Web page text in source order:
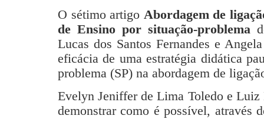
O sétimo artigo Abordagem de
de Ensino por situação-problema
Lucas dos Santos Fernandes e
eficácia de uma estratégia didática
problema (SP) na abordagem de
Evelyn Jeniffer de Lima Toledo e Luiz
demonstrar como é possível, através